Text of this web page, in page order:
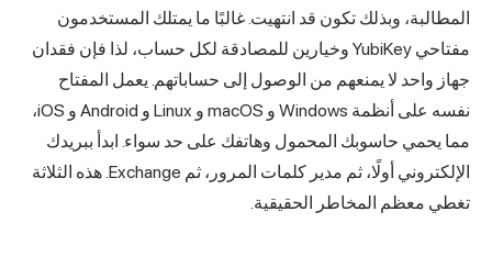
المطالبة، وبذلك تكون قد انتهيت. غالبًا ما يمتلك المستخدمون
مفتاحي YubiKey وخيارين للمصادقة لكل حساب، لذا فإن فقدان
جهاز واحد لا يمنعهم من الوصول إلى حساباتهم. يعمل المفتاح
نفسه على أنظمة Windows و macOS و Linux و Android و iOS،
مما يحمي حاسوبك المحمول وهاتفك على حد سواء. ابدأ ببريدك
الإلكتروني أولًا، ثم مدير كلمات المرور، ثم Exchange. هذه الثلاثة
تغطي معظم المخاطر الحقيقية.